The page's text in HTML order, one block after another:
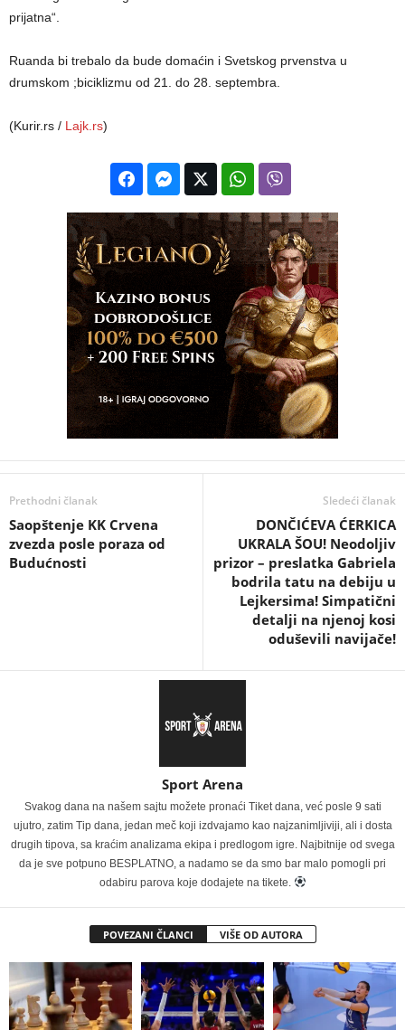
prijatna“.
Ruanda bi trebalo da bude domaćin i Svetskog prvenstva u
drumskom ;biciklizmu od 21. do 28. septembra.
(Kurir.rs / Lajk.rs)
Prethodni članak
Saopštenje KK Crvena
zvezda posle poraza od
Budućnosti
Sledeći članak
DONČIĆEVA ĆERKICA
UKRALA ŠOU! Neodoljiv
prizor – preslatka Gabriela
bodrila tatu na debiju u
Lejkersima! Simpatični
detalji na njenoj kosi
oduševili navijače!
Sport Arena
Svakog dana na našem sajtu možete pronaći Tiket dana, već posle 9 sati
ujutro, zatim Tip dana, jedan meč koji izdvajamo kao najzanimljiviji, ali i dosta
drugih tipova, sa kraćim analizama ekipa i predlogom igre. Najbitnije od svega
da je sve potpuno BESPLATNO, a nadamo se da smo bar malo pomogli pri
odabiru parova koje dodajete na tikete.
POVEZANI ČLANCI VIŠE OD AUTORA